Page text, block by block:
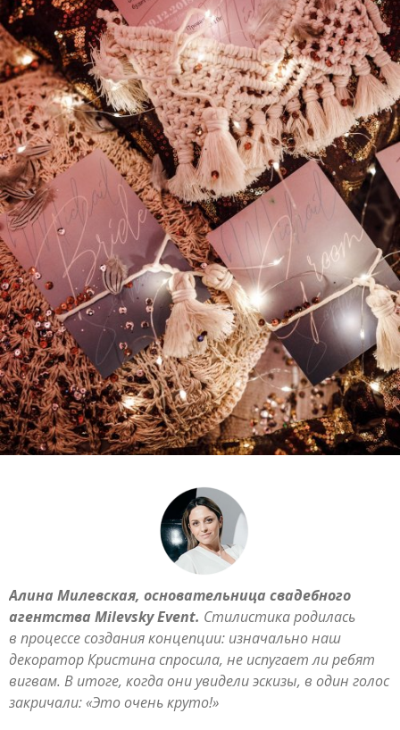
Алина Милевская, основательница свадебного
агентства Milevsky Event. Стилистика родилась
в процессе создания концепции: изначально наш
декоратор Кристина спросила, не испугает ли ребят
вигвам. В итоге, когда они увидели эскизы, в один голос
закричали: «Это очень круто!»